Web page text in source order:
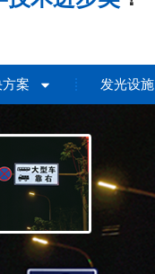
案 发光设施